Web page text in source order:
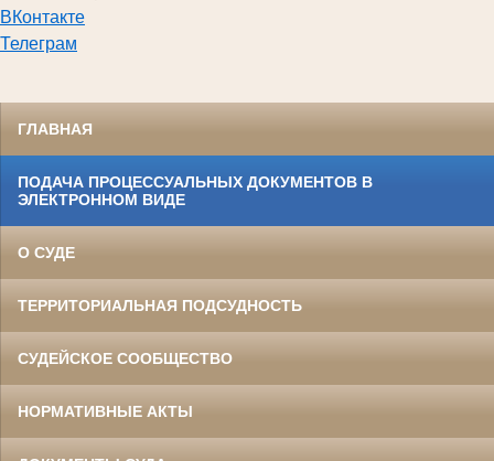
ВКонтакте
Телеграм
ГЛАВНАЯ
ПОДАЧА ПРОЦЕССУАЛЬНЫХ ДОКУМЕНТОВ В
ЭЛЕКТРОННОМ ВИДЕ
О СУДЕ
ТЕРРИТОРИАЛЬНАЯ ПОДСУДНОСТЬ
СУДЕЙСКОЕ СООБЩЕСТВО
НОРМАТИВНЫЕ АКТЫ